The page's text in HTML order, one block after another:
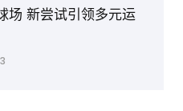
场 新尝试引领多元运